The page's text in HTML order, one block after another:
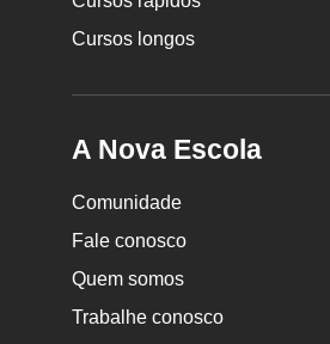
Cursos longos
A Nova Escola
Comunidade
Fale conosco
Quem somos
Trabalhe conosco